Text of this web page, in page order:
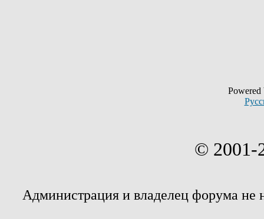
© 2001-
Администрация и владелец форума не